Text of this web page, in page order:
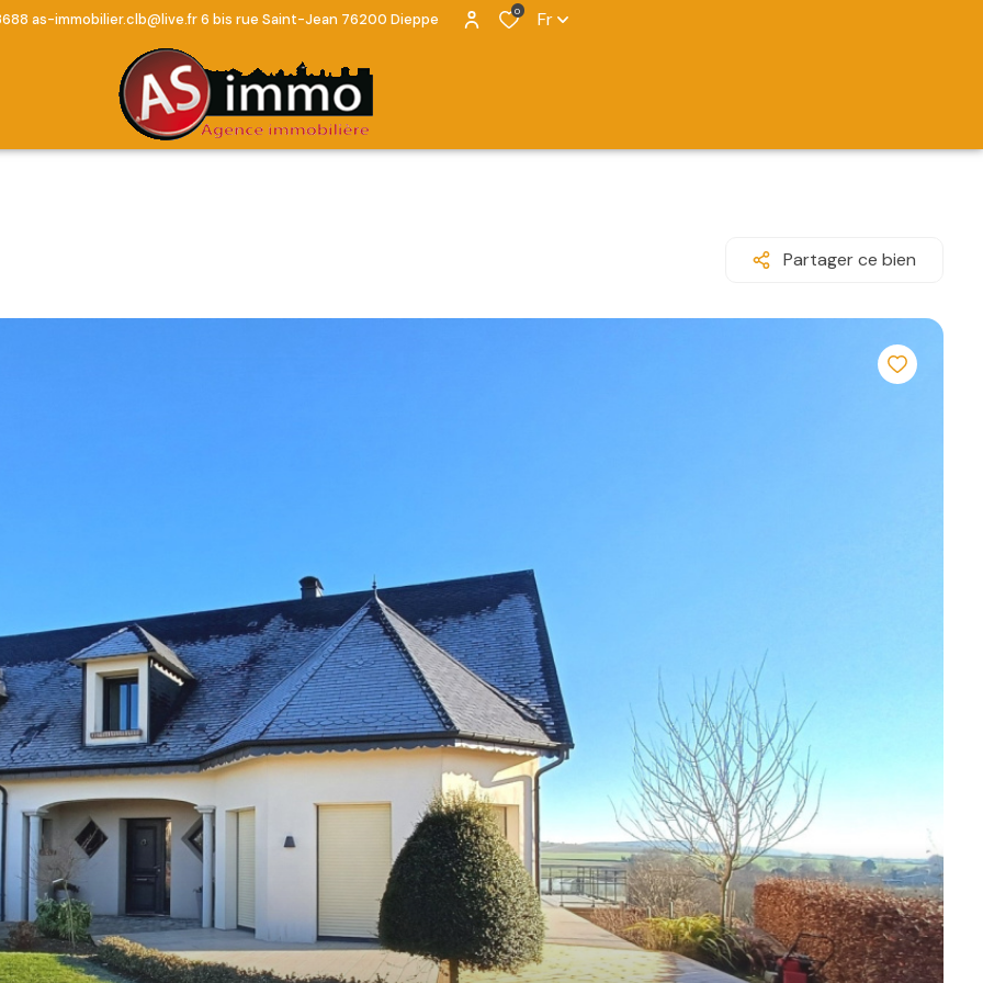
as-immobilier.clb@live.fr 6 bis rue Saint-Jean 76200 Dieppe 0 Fr
Partager ce bien